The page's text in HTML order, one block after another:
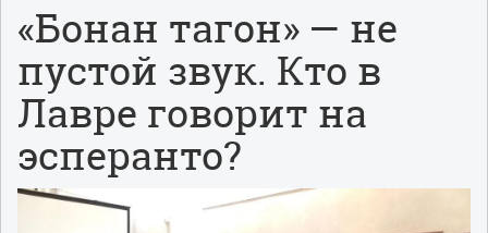
«Бонан тагон» — не
пустой звук. Кто в
Лавре говорит на
эсперанто?